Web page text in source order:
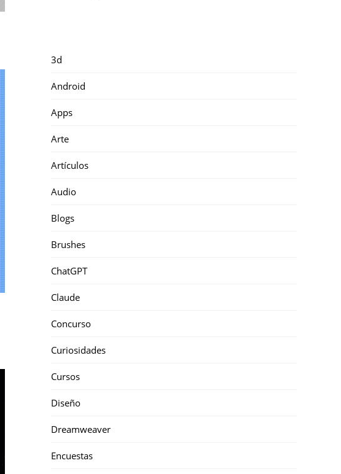
3d
Android
Apps
Arte
Artículos
Audio
Blogs
Brushes
ChatGPT
Claude
Concurso
Curiosidades
Cursos
Diseño
Dreamweaver
Encuestas